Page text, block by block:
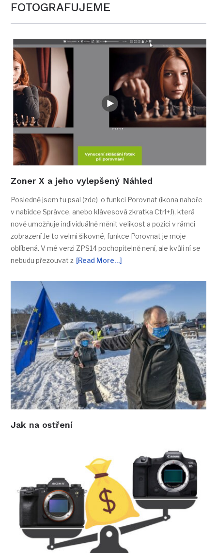
FOTOGRAFUJEME
Zoner X a jeho vylepšený Náhled
Posledně jsem tu psal (zde) o funkci Porovnat (ikona nahoře
v nabídce Správce, anebo klávesová zkratka Ctrl+J), která
nově umožňuje individuálně měnit velikost a pozici v rámci
zobrazení Je to velmi šikovné, funkce Porovnat je moje
oblíbená. V mé verzi ZPS14 pochopitelně není, ale kvůli ní se
nebudu přezouvat z [Read More…]
Jak na ostření